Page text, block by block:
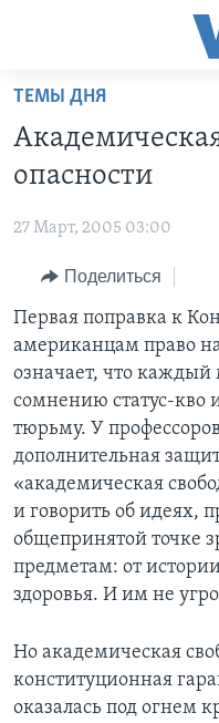
Перейти
основной
контент
навигации
Перейти
поиск
ПРОГРАММЫ
НОВОСТИ ЗА МИНУТУ
ИТОГИ
ПОЧЕМУ ЭТО ВАЖНО?
ДИСКУССИЯ VOA
ДЕТАЛИ
НЬЮ-ЙОРК NEW YORK
АМЕРИКА. БОЛЬШОЕ
УЧИМ АНГЛИЙСКИЙ
НАША АМЕРИКАНСКАЯ
А КАК В АМЕРИКЕ?
АРТЕФАКТЫ
АМЕРИКАНСКИЕ
ТЕСТЫ
ЭКСПЕРТИЗА
ИНТЕРВЬЮ
ФАКТЫ ПРОТИВ
ЗА СВОБОДУ ПРЕССЫ
УЧИМ АНГЛИЙСКИЙ
ВИДЕО
ПОДПИСКА НА
Learning English
СОЦИАЛЬНЫЕ СЕТИ
Языки
ТЕМЫ ДНЯ
опасности
27 Март, 2005 03:00
Поделиться
Первая поправка к
американцам право на
означает, что каждый
сомнению статус-кво
тюрьму. У
дополнительная
«академическая
и говорить об идеях,
общепринятой точке
предметам: от
здоровья. И им не
Но академическая
конституционная
оказалась под огнем